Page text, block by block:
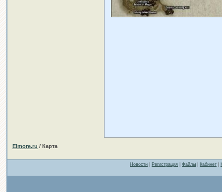
Elmore.ru / Карта
Новости Регистрация Файлы Кабинет